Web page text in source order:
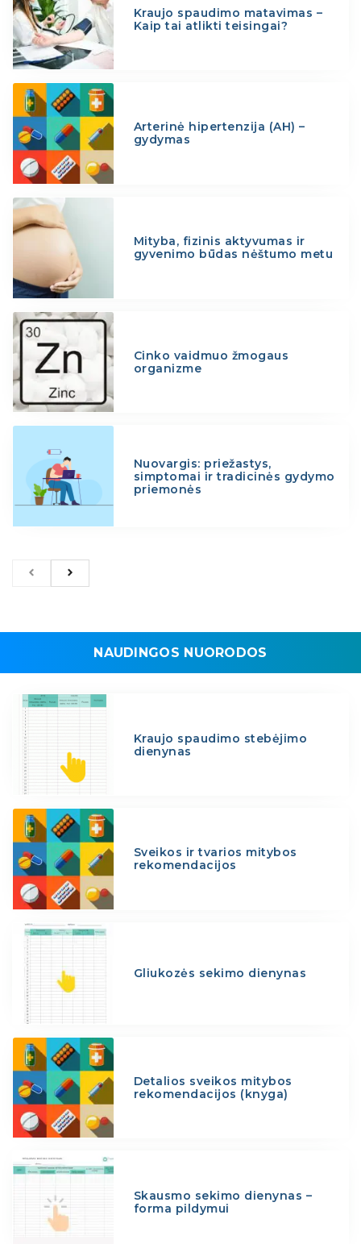
Kraujo spaudimo matavimas –
Kaip tai atlikti teisingai?
Arterinė hipertenzija (AH) –
gydymas
Mityba, fizinis aktyvumas ir
gyvenimo būdas nėštumo metu
Cinko vaidmuo žmogaus
organizme
Nuovargis: priežastys,
simptomai ir tradicinės gydymo
priemonės
NAUDINGOS NUORODOS
Kraujo spaudimo stebėjimo
dienynas
Sveikos ir tvarios mitybos
rekomendacijos
Gliukozės sekimo dienynas
Detalios sveikos mitybos
rekomendacijos (knyga)
Skausmo sekimo dienynas –
forma pildymui